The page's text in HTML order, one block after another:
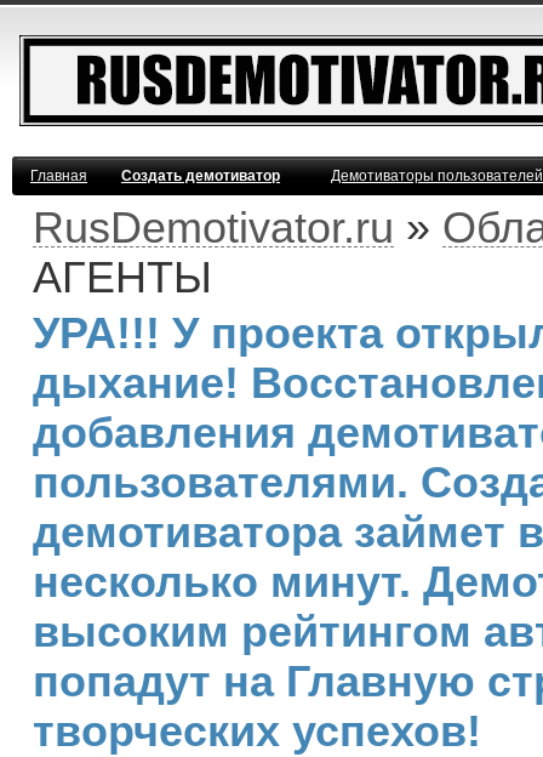
Главная Создать демотиватор Демотиваторы
RusDemotivator.ru »
АГЕНТЫ
УРА!!! У проекта
дыхание!
добавления
пользователями.
демотиватора займет
несколько минут.
высоким рейтингом
попадут на Главную
творческих успехов!